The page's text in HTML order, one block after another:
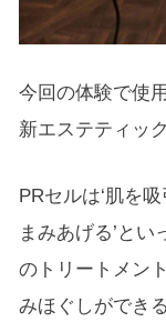
今回の体験で使
新エステティッ
PRセルは‘肌を
まみあげる’と
のトリートメン
みほぐしができ